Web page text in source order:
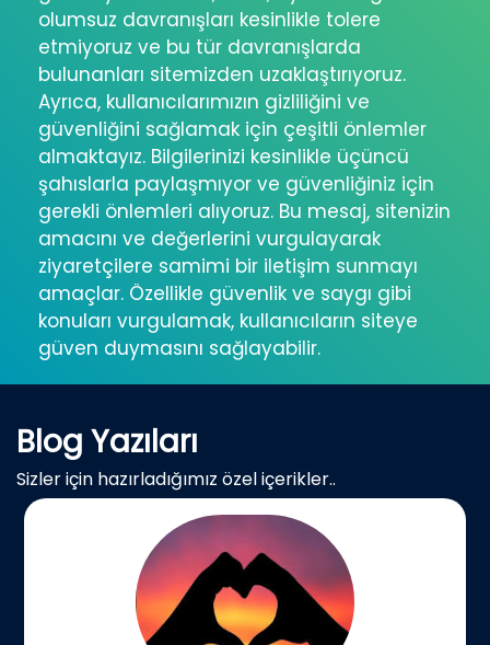
olumsuz davranışları kesinlikle tolere
etmiyoruz ve bu tür davranışlarda
bulunanları sitemizden uzaklaştırıyoruz.
Ayrıca, kullanıcılarımızın gizliliğini ve
güvenliğini sağlamak için çeşitli önlemler
almaktayız. Bilgilerinizi kesinlikle üçüncü
şahıslarla paylaşmıyor ve güvenliğiniz için
gerekli önlemleri alıyoruz. Bu mesaj, sitenizin
amacını ve değerlerini vurgulayarak
ziyaretçilere samimi bir iletişim sunmayı
amaçlar. Özellikle güvenlik ve saygı gibi
konuları vurgulamak, kullanıcıların siteye
güven duymasını sağlayabilir.
Blog Yazıları
Sizler için hazırladığımız özel içerikler..